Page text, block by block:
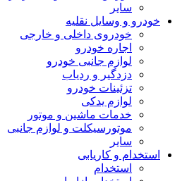
سایر
خودرو و وسایل نقلیه
خودروی داخلی و خارجی
اجاره خودرو
لوازم جانبی خودرو
دزدگیر و ردیاب
تزئینات خودرو
لوازم یدکی
خدمات ماشین و موتور
موتورسیکلت و لوازم جانبی
سایر
استخدام و کاریابی
استخدام